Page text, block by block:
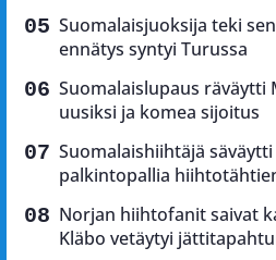
Suomalaisjuoksija teki
ennätys syntyi Turussa
Suomalaislupaus räväytti
uusiksi ja komea sijoitus
Suomalaishiihtäjä
palkintopallia
Norjan hiihtofanit saivat
Kläbo vetäytyi